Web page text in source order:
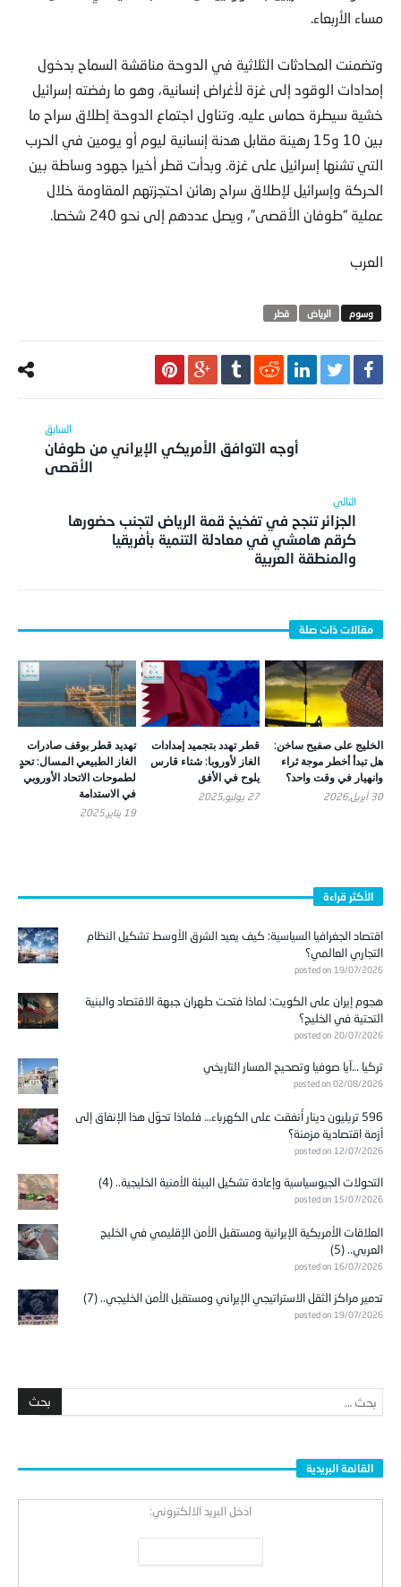
مساء الأربعاء.
وتضمنت المحادثات الثلاثية في الدوحة مناقشة السماح بدخول
إمدادات الوقود إلى غزة لأغراض إنسانية، وهو ما رفضته إسرائيل
خشية سيطرة حماس عليه. وتناول اجتماع الدوحة إطلاق سراح ما
بين 10 و15 رهينة مقابل هدنة إنسانية ليوم أو يومين في الحرب
التي تشنها إسرائيل على غزة. وبدأت قطر أخيرا جهود وساطة بين
الحركة وإسرائيل لإطلاق سراح رهائن احتجزتهم المقاومة خلال
عملية “طوفان الأقصى”، ويصل عددهم إلى نحو 240 شخصا.
العرب
الرياض قطر‬ ‫
أوجه التوافق الأمريكي الإيراني من طوفان
الأقصى
الجزائر تنجح في تفخيخ قمة الرياض لتجنب حضورها
كرقم هامشي في معادلة التنمية بأفريقيا
والمنطقة العربية
الخليج على صفيح ساخن:
هل تبدأ أخطر موجة ثراء
وانهيار في وقت واحد؟
30 أبريل,2026
قطر تهدد بتجميد إمدادات
الغاز لأوروبا: شتاء قارس
يلوح في الأفق
27 يوليو,2025
تهديد قطر بوقف صادرات
الغاز الطبيعي المسال: تحدٍ
لطموحات الاتحاد الأوروبي
في الاستدامة
19 يناير,2025
الأكثر قراءة
اقتصاد الجغرافيا السياسية: كيف يعيد الشرق الأوسط تشكيل النظام
التجاري العالمي؟
posted on 19/07/2026
هجوم إيران على الكويت: لماذا فتحت طهران جبهة الاقتصاد والبنية
التحتية في الخليج؟
posted on 20/07/2026
تركيا …آيا صوفيا وتصحيح المسار التاريخي
posted on 02/08/2026
596 تريليون دينار أُنفقت على الكهرباء… فلماذا تحوّل هذا الإنفاق إلى
أزمة اقتصادية مزمنة؟
posted on 12/07/2026
التحولات الجيوسياسية وإعادة تشكيل البيئة الأمنية الخليجية.. (4)
posted on 15/07/2026
العلاقات الأمريكية الإيرانية ومستقبل الأمن الإقليمي في الخليج
العربي.. (5)
posted on 16/07/2026
تدمير مراكز الثقل الاستراتيجي الإيراني ومستقبل الأمن الخليجي.. (7)
posted on 19/07/2026
القائمة البريدية
ادخل البريد الالكتروني: